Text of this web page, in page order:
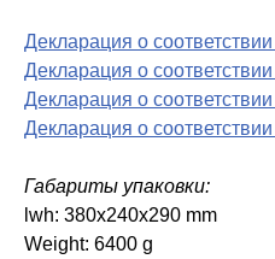
Декларация о
Декларация о
Декларация о
Декларация о
Габариты упаковки:
lwh: 380x240x290 mm
Weight: 6400 g